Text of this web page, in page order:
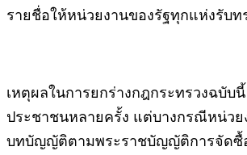
รายชื่อให้หน่วยงานของรัฐทุกแห่งรับ
เหตุผลในการยกร่างกฎกระทรวงฉบั
ประชาชนหลายครั้ง แต่บางกรณีหน่วย
บทบัญญัติตามพระราชบัญญัติการจัดซื้อ